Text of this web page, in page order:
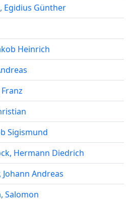
Egidius Günther
Heinrich
Sigismund
Hermann Diedrich
Johann Andreas
Salomon